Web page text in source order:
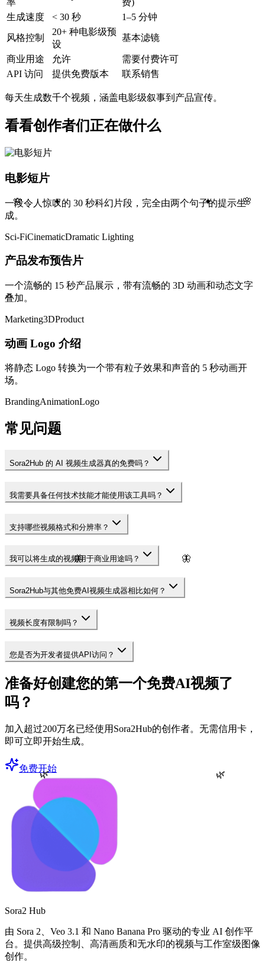
🌸
🌿
✦
🦋
🌸
🌿
✦
🦋
率
费)
生成速度
< 30 秒 1–5 分钟
风格控制
20+ 种电影级预
设
基本滤镜
商业用途 允许
需要付费许可
API 访问
提供免费版本 联系销售
每天生成数千个视频，涵盖电影级叙事到产品宣传。
看看创作者们正在做什么
电影短片
一段令人惊叹的 30 秒科幻片段，完全由两个句子的提示生
成。
Sci‑FiCinematicDramatic Lighting
产品发布预告片
一个流畅的 15 秒产品展示，带有流畅的 3D 动画和动态文字
叠加。
Marketing3DProduct
动画 Logo 介绍
将静态 Logo 转换为一个带有粒子效果和声音的 5 秒动画开
场。
BrandingAnimationLogo
常见问题
Sora2Hub 的 AI 视频生成器真的免费吗？
我需要具备任何技术技能才能使用该工具吗？
支持哪些视频格式和分辨率？
我可以将生成的视频用于商业用途吗？
Sora2Hub与其他免费AI视频生成器相比如何？
视频长度有限制吗？
您是否为开发者提供API访问？
准备好创建您的第一个免费AI视频了
吗？
加入超过200万名已经使用Sora2Hub的创作者。无需信用卡，
即可立即开始生成。
免费开始
Sora2 Hub
由 Sora 2、Veo 3.1 和 Nano Banana Pro 驱动的专业 AI 创作平
台。提供高级控制、高清画质和无水印的视频与工作室级图像
创作。